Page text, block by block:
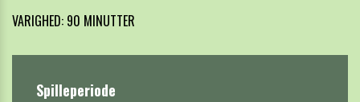
VARIGHED: 90 MINUTTER
Spilleperiode